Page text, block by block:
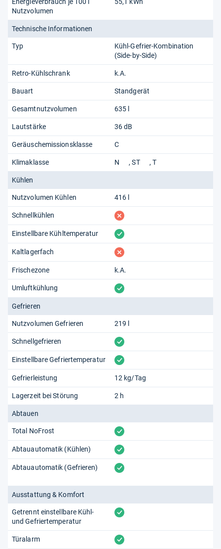
Nutzvolumen
Technische Informationen
Typ
Kühl-Gefrier-Kombination
(Side-by-Side)
Retro-Kühlschrank k.A.
Bauart Standgerät
Gesamtnutzvolumen 635 l
Lautstärke 36 dB
Geräuschemissionsklasse C
Klimaklasse N ST T
Kühlen
Nutzvolumen Kühlen 416 l
Schnellkühlen fehlt
Einstellbare Kühltemperatur vorhanden
Kaltlagerfach fehlt
Frischezone k.A.
Umluftkühlung vorhanden
Gefrieren
Nutzvolumen Gefrieren 219 l
Schnellgefrieren vorhanden
Einstellbare Gefriertemperatur vorhanden
Gefrierleistung 12 kg/Tag
Lagerzeit bei Störung 2 h
Abtauen
Total NoFrost vorhanden
Abtauautomatik (Kühlen) vorhanden
Abtauautomatik (Gefrieren) vorhanden
Ausstattung & Komfort
Getrennt einstellbare Kühl-
und Gefriertemperatur
vorhanden
Türalarm vorhanden